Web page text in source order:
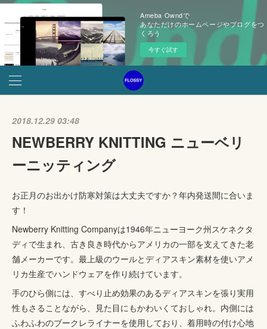
Ameba Owndで
あなただけのホームページやブログをつ
くろう
今すぐ試す
2018.12.29 03:48
NEWBERRY KNITTING ニューベリ
ーニッティング
お正月のお出かけ防寒対策は大丈夫ですか？年内発送間に合いま
す！
Newberry Knitting Companyは1946年ニューヨーク州スケネクタ
ディで生まれ、古き良き時代からアメリカの一部を支えてきた老
舗メーカーです。最上級のウールとディアスキン素材を使いアメ
リカ生産でハンドウェアを作り続けています。
手のひら側には、すべり止め効果のあるディアスキンを張り実用
性もさることながら、見た目にもかわいくておしゃれ。内側には
ふわふわのブークレライナーを使用しており、着用時の付け心地